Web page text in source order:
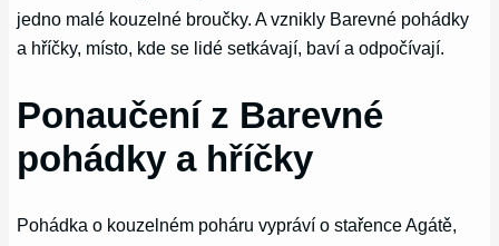
jedno malé kouzelné broučky. A vznikly Barevné pohádky
a hříčky, místo, kde se lidé setkávají, baví a odpočívají.
Ponaučení z Barevné
pohádky a hříčky
Pohádka o kouzelném poháru vypráví o stařence Agátě,